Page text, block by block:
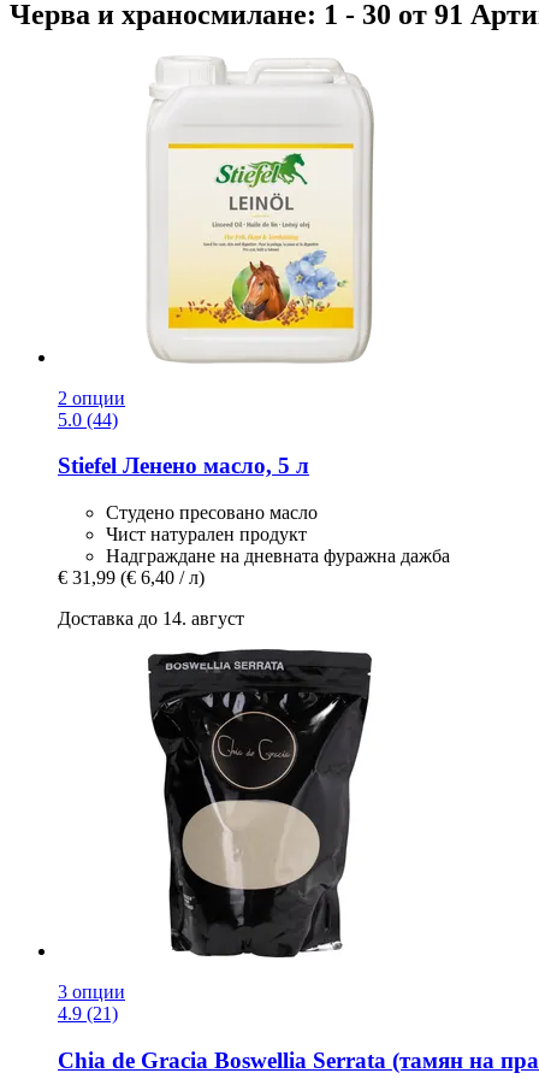
Черва и храносмилане: 1 - 30 от 91
2 опции
5.0 (44)
Stiefel Ленено масло, 5 л
Студено пресовано масло
Чист натурален продукт
Надграждане на дневната фуражна дажба
€ 31,99 (€ 6,40 / л)
Доставка до 14. август
3 опции
4.9 (21)
Chia de Gracia Boswellia Serrata (тамян на